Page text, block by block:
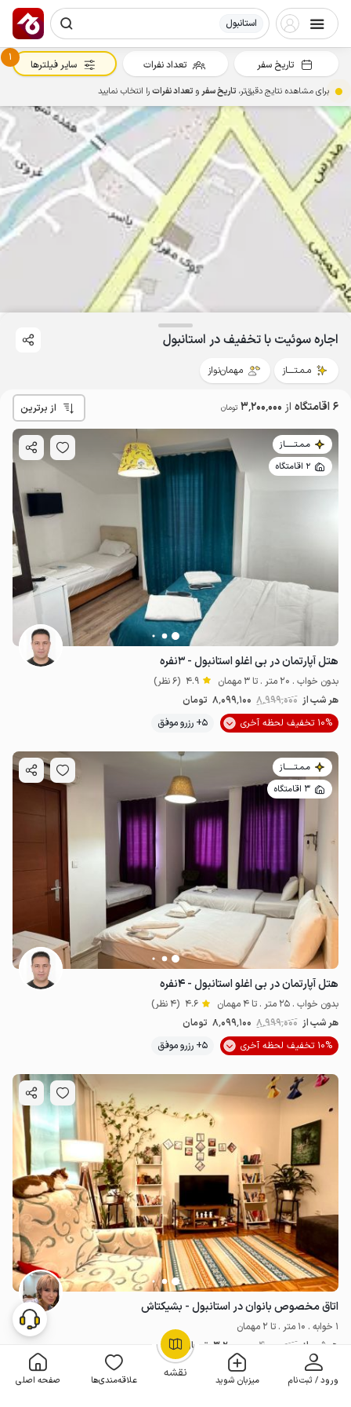
استانبول
نقشه ورود / ثبت‌نام میزبان شوید علاقه‌مندی‌ها صفحه اصلی
3.2میلیون ت
OpenStreetMap
اجاره سوئیت با تخفیف در استانبول
مـمـتــــاز مهمان‌نواز
6 اقامتگاه از 3٬200٬000 تومان از برترین
مـمـتــــــاز
2 اقامتگاه
هتل آپارتمان در بی اغلو استانبول - ۳نفره
بدون خواب . 20 متر . تا 3 مهمان 4.9 (6 نظر)
هر شب از 8٬999٬000 8٬099٬100 تومان
10% تخفیف لحظه آخری
5+ رزرو موفق
مـمـتــــــاز
3 اقامتگاه
هتل آپارتمان در بی اغلو استانبول - ۴نفره
بدون خواب . 25 متر . تا 4 مهمان 4.6 (4 نظر)
هر شب از 8٬999٬000 8٬099٬100 تومان
10% تخفیف لحظه آخری
5+ رزرو موفق
اتاق مخصوص بانوان در استانبول - بشیکتاش
1 خوابه . 10 متر . تا 2 مهمان
هر شب از 4٬000٬000 3٬200٬000 تومان
20% تخفیف لحظه آخری
تاریخ سفر تعداد نفرات
1
سایر فیلترها
برای مشاهده نتایج دقیق‌تر، تاریخ سفرو تعداد نفراترا انتخاب نمایید